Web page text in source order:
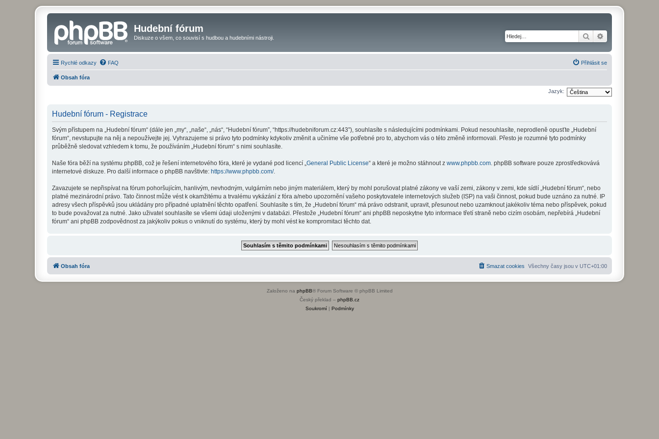
Hudební fórum
Diskuze o všem, co souvisí s hudbou a hudebními nástroji. Hledat
Rychlé odkazy FAQ Přihlásit se
Obsah fóra
Jazyk:
Hudební fórum - Registrace
Svým přístupem na „Hudební fórum“ (dále jen „my“, „naše“, „nás“, “Hudební fórum”, “https://hudebniforum.cz:443”), souhlasíte s následujícími podmínkami. Pokud nesouhlasíte, neprodleně opusťte „Hudební
fórum“, nevstupujte na něj a nepoužívejte jej. Vyhrazujeme si právo tyto podmínky kdykoliv změnit a učiníme vše potřebné pro to, abychom vás o této změně informovali. Přesto je rozumné tyto podmínky
průběžně sledovat vzhledem k tomu, že používáním „Hudební fórum“ s nimi souhlasíte.
Naše fóra běží na systému phpBB, což je řešení internetového fóra, které je vydané pod licencí „General Public License“ a které je možno stáhnout z www.phpbb.com. phpBB software pouze zprostředkovává
internetové diskuze. Pro další informace o phpBB navštivte: https://www.phpbb.com/.
Zavazujete se nepřispívat na fórum pohoršujícím, hanlivým, nevhodným, vulgárním nebo jiným materiálem, který by mohl porušovat platné zákony ve vaší zemi, zákony v zemi, kde sídlí „Hudební fórum“, nebo
platné mezinárodní právo. Tato činnost může vést k okamžitému a trvalému vykázání z fóra a/nebo upozornění vašeho poskytovatele internetových služeb (ISP) na vaši činnost, pokud bude uznáno za nutné. IP
adresy všech příspěvků jsou ukládány pro případné uplatnění těchto opatření. Souhlasíte s tím, že „Hudební fórum“ má právo odstranit, upravit, přesunout nebo uzamknout jakékoliv téma nebo příspěvek, pokud
to bude považovat za nutné. Jako uživatel souhlasíte se všemi údaji uloženými v databázi. Přestože „Hudební fórum“ ani phpBB neposkytne tyto informace třetí straně nebo cizím osobám, nepřebírá „Hudební
fórum“ ani phpBB zodpovědnost za jakýkoliv pokus o vniknutí do systému, který by mohl vést ke kompromitaci těchto dat.
Obsah fóra Všechny časy jsou v UTC+01:00
Smazat cookies
Založeno na phpBB® Forum Software © phpBB Limited
Český překlad – phpBB.cz
Soukromí| Podmínky